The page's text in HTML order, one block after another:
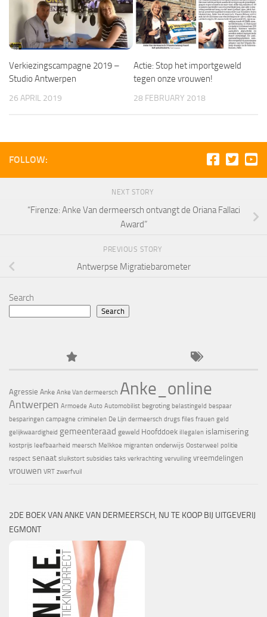
Verkiezingscampagne 2019 –
Studio Antwerpen
26 APRIL 2019
Actie: Stop het importgeweld
tegen onze vrouwen!
28 FEBRUARY 2018
FOLLOW:
NEXT STORY
“Firenze: Anke Van dermeersch ontvangt de Oriana Fallaci
Award”
PREVIOUS STORY
Antwerpse Migratiebarometer
Search
Search
Agressie Anke Anke Van dermeersch Anke_online
Antwerpen Armoede Auto Automobilist begroting belastingeld bespaar
besparingen campagne criminelen De Lijn dermeersch drugs files frauen geld
gelijkwaardigheid gemeenteraad geweld Hoofddoek illegalen islamisering
kostprijs leefbaarheid meersch Melkkoe migranten onderwijs Oosterweel politie
respect senaat sluikstort subsidies taks verkrachting vervuiling vreemdelingen
vrouwen VRT zwerfvuil
2DE BOEK VAN ANKE VAN DERMEERSCH, NU TE KOOP BIJ UITGEVERIJ
EGMONT